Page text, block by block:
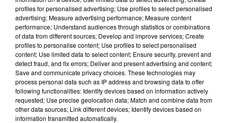
profiles for personalised advertising; Use profiles to select personalised
advertising; Measure advertising performance; Measure content
performance; Understand audiences through statistics or combinations
of data from different sources; Develop and improve services; Create
profiles to personalise content; Use profiles to select personalised
content; Use limited data to select content; Ensure security, prevent and
detect fraud, and fix errors; Deliver and present advertising and content;
Save and communicate privacy choices. These technologies may
process personal data such as IP address and browsing data to offer
following functionalities: Identify devices based on information actively
requested; Use precise geolocation data; Match and combine data from
other data sources; Link different devices; Identify devices based on
information transmitted automatically.